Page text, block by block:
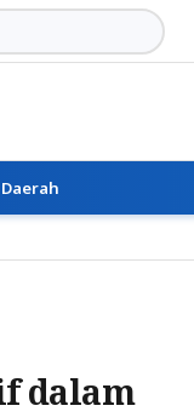
Daerah
dalam